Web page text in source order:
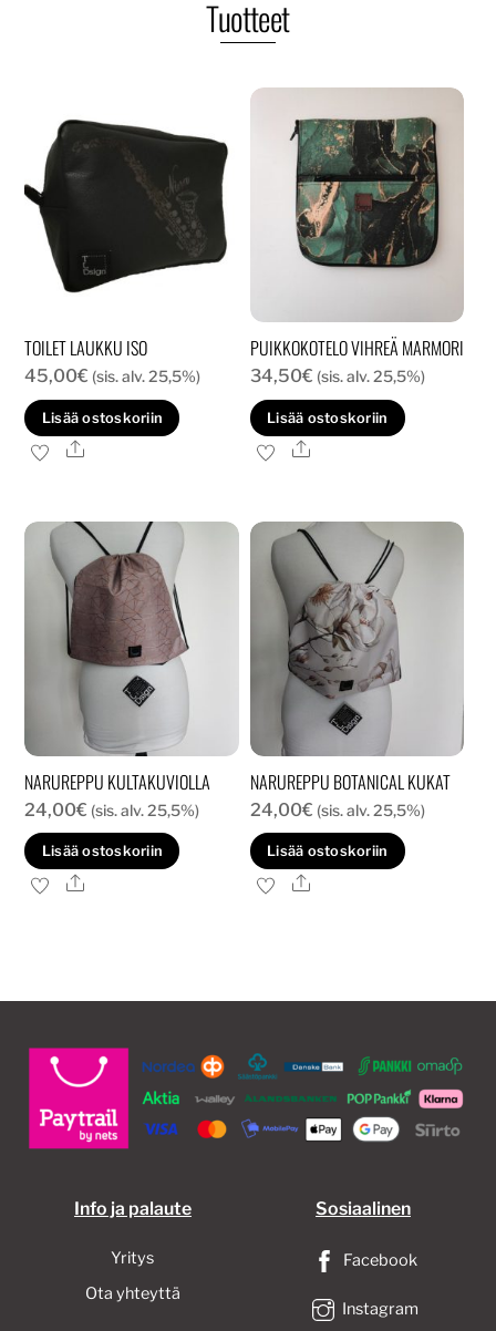
Tuotteet
TOILET LAUKKU ISO
45,00€ (sis. alv. 25,5%)
Lisää ostoskoriin
Ale
PUIKKOKOTELO VIHREÄ MARMORI
34,50€ (sis. alv. 25,5%)
Lisää ostoskoriin
Ale
NARUREPPU KULTAKUVIOLLA
24,00€ (sis. alv. 25,5%)
Lisää ostoskoriin
Ale
NARUREPPU BOTANICAL KUKAT
24,00€ (sis. alv. 25,5%)
Lisää ostoskoriin
Ale
Info ja palaute
Yritys
Ota yhteyttä
Sosiaalinen
Facebook
Instagram